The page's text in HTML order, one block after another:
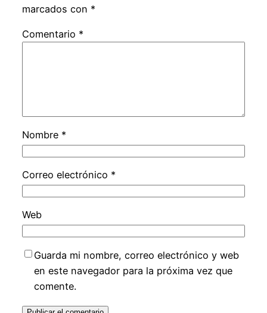
marcados con *
Comentario *
Nombre *
Correo electrónico *
Web
Guarda mi nombre, correo electrónico y web
en este navegador para la próxima vez que
comente.